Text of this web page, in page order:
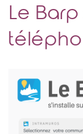
Le